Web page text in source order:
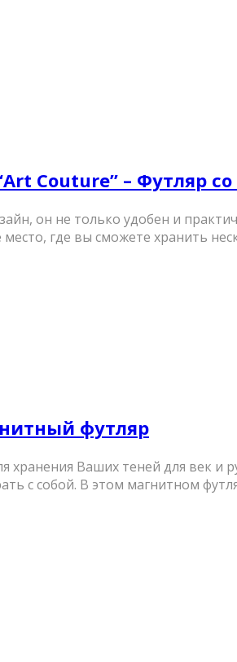
Couture” – Футляр
он не только удобен и
где вы сможете хранить
футляр
хранения Ваших теней для век и
с собой. В этом магнитном